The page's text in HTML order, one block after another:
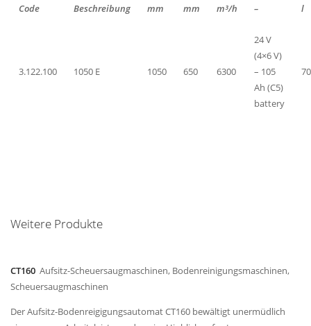
Code Beschreibung mm mm m³/h – l
3.122.100 1050 E 1050 650 6300
24 V
(4×6 V)
– 105
Ah (C5)
battery
70
Weitere Produkte
CT160 Aufsitz-Scheuersaugmaschinen, Bodenreinigungsmaschinen,
Scheuersaugmaschinen
Der Aufsitz-Bodenreigigungsautomat CT160 bewältigt unermüdlich